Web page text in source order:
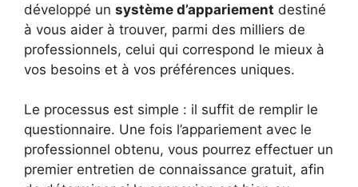
développé un système d’appariement destiné
à vous aider à trouver, parmi des milliers de
professionnels, celui qui correspond le mieux à
vos besoins et à vos préférences uniques.
Le processus est simple : il suffit de remplir le
questionnaire. Une fois l’appariement avec le
professionnel obtenu, vous pourrez effectuer un
premier entretien de connaissance gratuit, afin